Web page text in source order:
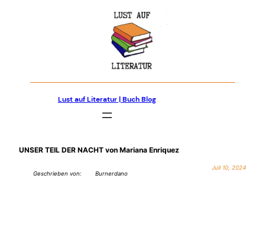
Lust auf Literatur | Buch Blog
UNSER TEIL DER NACHT von Mariana Enriquez
Geschrieben von: Burnerdano
Juli 10, 2024